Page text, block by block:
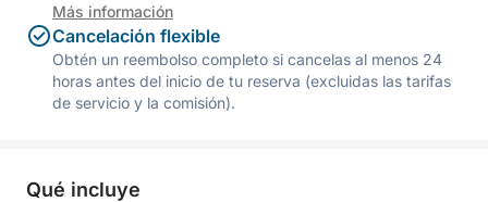
Más información
Cancelación flexible
Obtén un reembolso completo si cancelas al menos 24
horas antes del inicio de tu reserva (excluidas las tarifas
de servicio y la comisión).
Qué incluye